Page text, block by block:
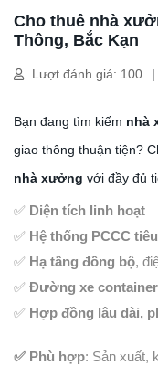
Cho thuê nhà
Thông, Bắc Kạn
Lượt đánh giá: 100
Bạn đang tìm kiếm nhà
giao thông thuận tiện?
nhà xưởng với đầy đủ
✅ Diện tích linh hoạt
✅ Hệ thống PCCC
✅ Hạ tầng đồng bộ,
✅ Đường xe
✅ Hợp đồng lâu dài,
✅ Phù hợp: Sản xuất,